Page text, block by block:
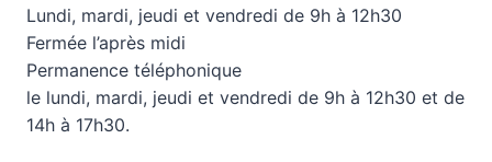
Lundi, mardi, jeudi et vendredi de 9h à 12h30
Fermée l’après midi
Permanence téléphonique
le lundi, mardi, jeudi et vendredi de 9h à 12h30 et de
14h à 17h30.